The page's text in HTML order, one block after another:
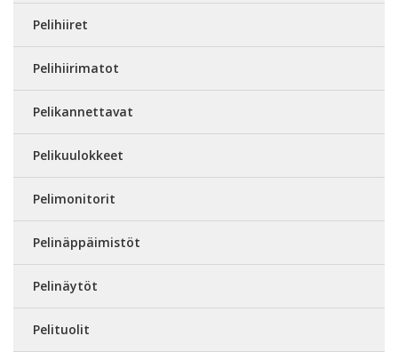
Pelihiiret
Pelihiirimatot
Pelikannettavat
Pelikuulokkeet
Pelimonitorit
Pelinäppäimistöt
Pelinäytöt
Pelituolit